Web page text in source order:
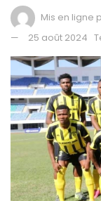
Mis en ligne
25 août 2024